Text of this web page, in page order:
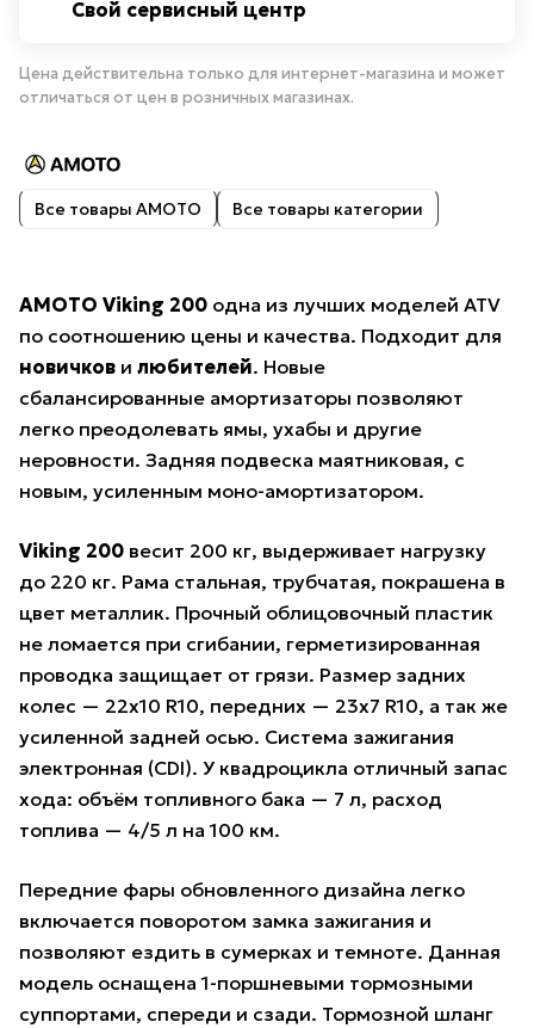
Свой сервисный центр
Цена действительна только для интернет-магазина и может
отличаться от цен в розничных магазинах.
Все товары AMOTO Все товары категории
AMOTO Viking 200 одна из лучших моделей ATV
по соотношению цены и качества. Подходит для
новичков и любителей. Новые
сбалансированные амортизаторы позволяют
легко преодолевать ямы, ухабы и другие
неровности. Задняя подвеска маятниковая, с
новым, усиленным моно-амортизатором.
Viking 200 весит 200 кг, выдерживает нагрузку
до 220 кг. Рама стальная, трубчатая, покрашена в
цвет металлик. Прочный облицовочный пластик
не ломается при сгибании, герметизированная
проводка защищает от грязи. Размер задних
колес — 22х10 R10, передних — 23х7 R10, а так же
усиленной задней осью. Система зажигания
электронная (CDI). У квадроцикла отличный запас
хода: объём топливного бака — 7 л, расход
топлива — 4/5 л на 100 км.
Передние фары обновленного дизайна легко
включается поворотом замка зажигания и
позволяют ездить в сумерках и темноте. Данная
модель оснащена 1-поршневыми тормозными
суппортами, спереди и сзади. Тормозной шланг